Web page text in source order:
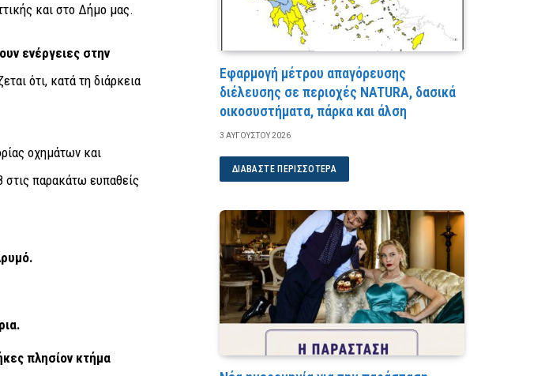
και στο Δήμο μας.
ενέργειες στην
ότι, κατά τη διάρκεια
οχημάτων και
παρακάτω ευπαθείς
πλησίον κτήμα
Εφαρμογή μέτρου απαγόρευσης
διέλευσης σε περιοχές NATURA, δασικά
οικοσυστήματα, πάρκα και άλση
3 ΑΥΓΟΎΣΤΟΥ 2026
ΔΙΑΒΆΣΤΕ ΠΕΡΙΣΣΌΤΕΡΑ